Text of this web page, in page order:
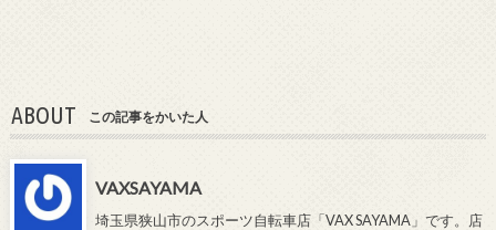
ABOUT この記事をかいた人
VAXSAYAMA
埼玉県狭山市のスポーツ自転車店「VAX SAYAMA」です。店